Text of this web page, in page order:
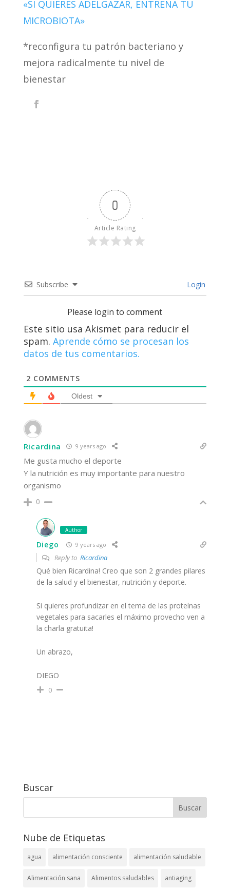
«SI QUIERES ADELGAZAR, ENTRENA TU
MICROBIOTA»
*reconfigura tu patrón bacteriano y
mejora radicalmente tu nivel de
bienestar
0
Article Rating
Subscribe Login
Please login to comment
Este sitio usa Akismet para reducir el
spam. Aprende cómo se procesan los
datos de tus comentarios.
2 COMMENTS
Oldest
Ricardina 9 years ago
Me gusta mucho el deporte
Y la nutrición es muy importante para nuestro
organismo
0
Author
Diego 9 years ago
Reply to Ricardina
Qué bien Ricardina! Creo que son 2 grandes pilares
de la salud y el bienestar, nutrición y deporte.
Si quieres profundizar en el tema de las proteínas
vegetales para sacarles el máximo provecho ven a
la charla gratuita!
Un abrazo,
DIEGO
0
Buscar
Nube de Etiquetas
agua alimentación consciente alimentación saludable
Alimentación sana Alimentos saludables antiaging